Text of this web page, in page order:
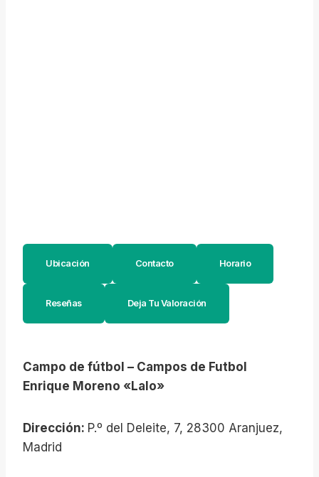
Ubicación Contacto Horario
Reseñas Deja Tu Valoración
Campo de fútbol – Campos de Futbol
Enrique Moreno «Lalo»
Dirección: P.º del Deleite, 7, 28300 Aranjuez,
Madrid